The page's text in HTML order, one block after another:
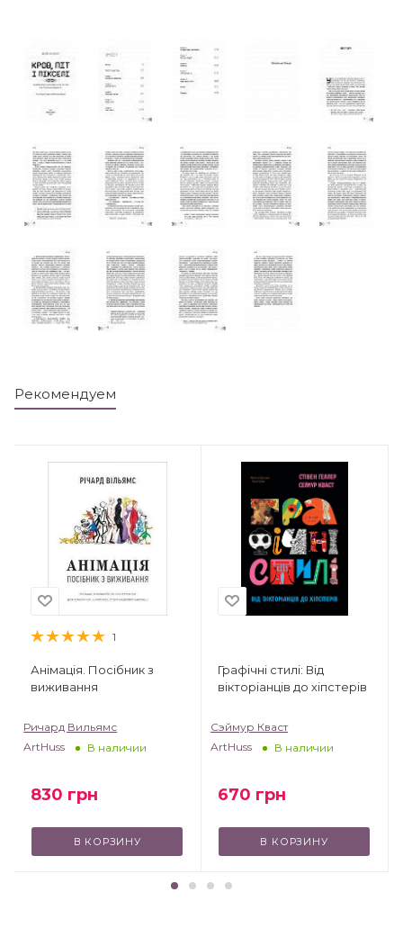
Рекомендуем
1
Анімація. Посібник з
виживання
Ричард Вильямс
ArtHuss
В наличии
830 грн
В КОРЗИНУ
Графічні стилі: Від
вікторіанців до хіпстерів
Сэймур Кваст
ArtHuss
В наличии
670 грн
В КОРЗИНУ